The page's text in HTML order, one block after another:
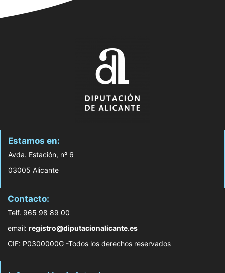
Estamos en:
Avda. Estación, nº 6
03005 Alicante
Contacto:
Telf. 965 98 89 00
email: registro@diputacionalicante.es
CIF: P0300000G -Todos los derechos reservados